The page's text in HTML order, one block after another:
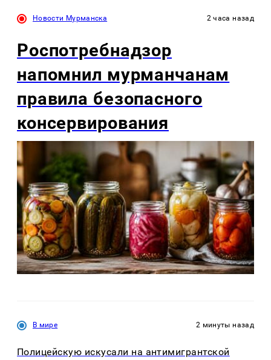
Новости Мурманска 2 часа назад
Роспотребнадзор
напомнил мурманчанам
правила безопасного
консервирования
В мире 2 минуты назад
Полицейскую искусали на антимигрантской